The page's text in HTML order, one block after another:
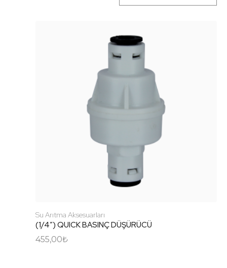
Su Arıtma Aksesuarları
(1/4″) QUICK BASINÇ DÜŞÜRÜCÜ
455,00₺